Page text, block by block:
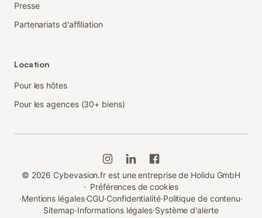
Presse
Partenariats d'affiliation
Location
Pour les hôtes
Pour les agences (30+ biens)
© 2026 Cybevasion.fr est une entreprise de Holidu GmbH
· Préférences de cookies
·Mentions légales·CGU·Confidentialité·Politique de contenu·
Sitemap·Informations légales·Système d'alerte